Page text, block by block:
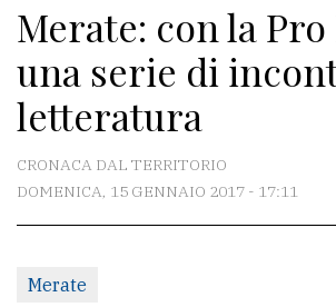
Associazioni
Meteo
CONTATTI
Scrivici
Merate: con la
una serie di
letteratura
CRONACA DAL TERRITORIO
DOMENICA, 15 GENNAIO 2017 - 17:11
Merate